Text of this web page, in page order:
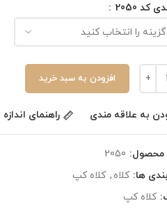
کد 2050
افزودن به سبد خرید
به علاقه مندی راهنمای اندازه
محصول: 2050
ها: کلاه , کلاه کپ
کلاه کپ